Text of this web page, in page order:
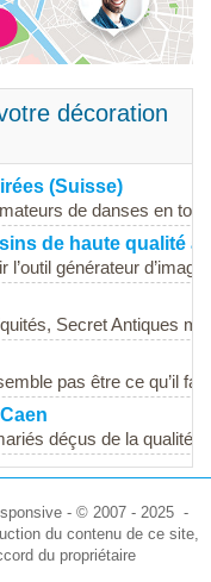
décoration
(Suisse)
de danses en
de haute qualité
générateur
Secret Antiques
pas être ce qu’il
déçus de la qualité...
- © 2007 - 2025 -
du contenu de ce site,
du propriétaire